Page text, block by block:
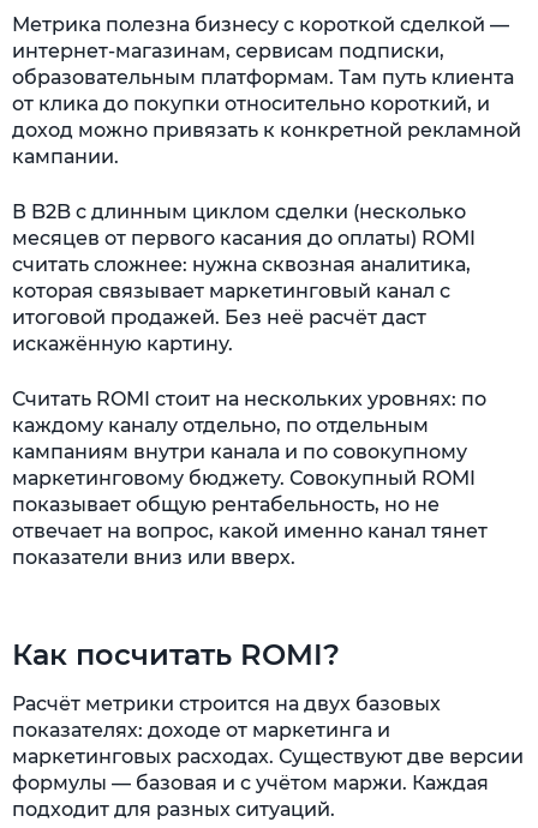
Метрика полезна бизнесу с короткой сделкой —
интернет-магазинам, сервисам подписки,
образовательным платформам. Там путь клиента
от клика до покупки относительно короткий, и
доход можно привязать к конкретной рекламной
кампании.
В B2B с длинным циклом сделки (несколько
месяцев от первого касания до оплаты) ROMI
считать сложнее: нужна сквозная аналитика,
которая связывает маркетинговый канал с
итоговой продажей. Без неё расчёт даст
искажённую картину.
Считать ROMI стоит на нескольких уровнях: по
каждому каналу отдельно, по отдельным
кампаниям внутри канала и по совокупному
маркетинговому бюджету. Совокупный ROMI
показывает общую рентабельность, но не
отвечает на вопрос, какой именно канал тянет
показатели вниз или вверх.
Как посчитать ROMI?
Расчёт метрики строится на двух базовых
показателях: доходе от маркетинга и
маркетинговых расходах. Существуют две версии
формулы — базовая и с учётом маржи. Каждая
подходит для разных ситуаций.